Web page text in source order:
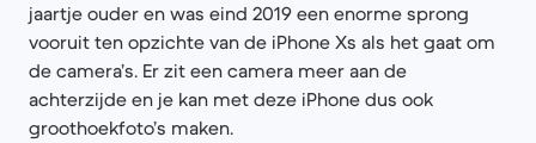
jaartje ouder en was eind 2019 een enorme sprong
vooruit ten opzichte van de iPhone Xs als het gaat om
de camera’s. Er zit een camera meer aan de
achterzijde en je kan met deze iPhone dus ook
groothoekfoto’s maken.